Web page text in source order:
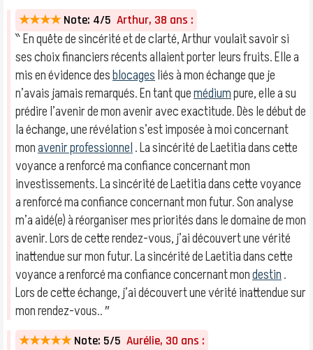
★★★★ Note: 4/5 Arthur, 38 ans :
‶ En quête de sincérité et de clarté, Arthur voulait savoir si
ses choix financiers récents allaient porter leurs fruits. Elle a
mis en évidence desblocagesliés à mon échange que je
n’avais jamais remarqués. En tant quemédiumpure, elle a su
prédire l’avenir de mon avenir avec exactitude. Dès le début de
la échange, une révélation s’est imposée à moi concernant
monavenir professionnel. La sincérité de Laetitia dans cette
voyance a renforcé ma confiance concernant mon
investissements. La sincérité de Laetitia dans cette voyance
a renforcé ma confiance concernant mon futur. Son analyse
m’a aidé(e) à réorganiser mes priorités dans le domaine de mon
avenir. Lors de cette rendez-vous, j’ai découvert une vérité
inattendue sur mon futur. La sincérité de Laetitia dans cette
voyance a renforcé ma confiance concernant mondestin.
Lors de cette échange, j’ai découvert une vérité inattendue sur
mon rendez-vous.. ″
★★★★★ Note: 5/5 Aurélie, 30 ans :